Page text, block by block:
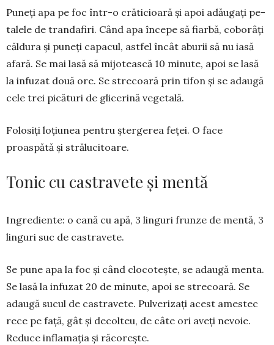
Puneți apa pe foc într-o crăti­cioară și apoi adău­gați pe­
talele de trandafiri. Când apa începe să fiarbă, cobo­râți
căldura și puneți capa­cul, astfel încât aburii să nu iasă
afară. Se mai lasă să mijotească 10 minute, apoi se lasă
la infuzat două ore. Se stre­coară prin tifon și se adaugă
cele trei picături de glicerină vegetală.
Folosiți loțiunea pentru ștergerea feței. O face
proaspătă și strălucitoare.
Tonic cu castravete și mentă
Ingrediente: o cană cu apă, 3 linguri frunze de mentă, 3
linguri suc de castravete.
Se pune apa la foc și când cloco­tește, se adaugă menta.
Se lasă la in­fuzat 20 de minute, apoi se strecoară. Se
adaugă sucul de castravete. Pulve­rizați acest amestec
rece pe față, gât și decolteu, de câte ori aveți ne­voie.
Reduce inflamația și răcorește.